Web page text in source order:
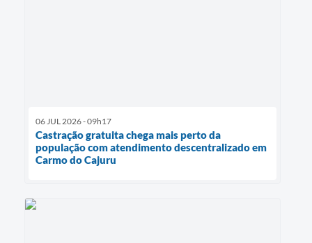
06 JUL 2026 - 09h17
Castração gratuita chega mais perto da
população com atendimento descentralizado em
Carmo do Cajuru